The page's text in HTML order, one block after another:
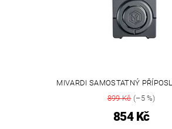
MIVARDI SAMOSTATNÝ
899 Kč(–5 %)
854 Kč